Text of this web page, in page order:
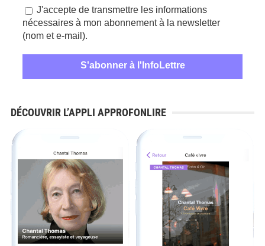
J'accepte de transmettre les informations
nécessaires à mon abonnement à la newsletter
(nom et e-mail).
DÉCOUVRIR L’APPLI APPROFONLIRE